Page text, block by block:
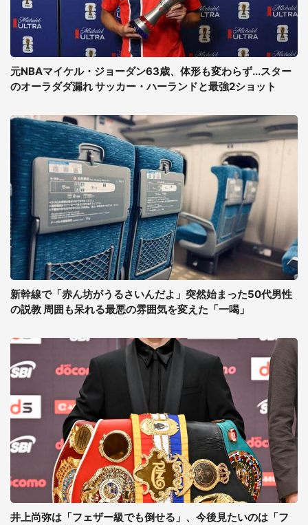
元NBAマイケル・ジョーダン63歳、体形も変わらず...スター
のオーラダダ漏れ サッカー・ハーランドと最強2ショット
新幹線で「赤ん坊がうるさいんだよ」突然始まった50代男性
の説教 周囲も呆れる最悪の雰囲気を変えた「一喝」
井上尚弥は「フェザー級でも倒せる」、今後見たいのは「フ